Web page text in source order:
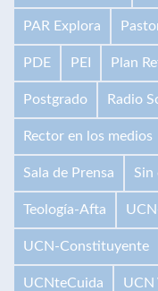
PAR Explora
PDE PEI Plan
Postgrado Radio
Rector en los medios
Sala de Prensa Sin
Teología-Afta
UCN-Constituyente
UCNteCuida UCN